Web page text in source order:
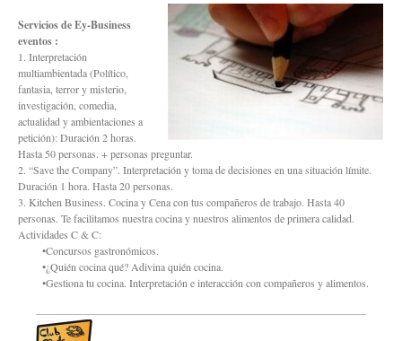
Servicios de Ey-Business
eventos :
1. Interpretación
multiambientada (Político,
fantasia, terror y misterio,
investigación, comedia,
actualidad y ambientaciones a
petición): Duración 2 horas.
Hasta 50 personas. + personas preguntar.
2. “Save the Company”. Interpretación y toma de decisiones en una situación límite.
Duración 1 hora. Hasta 20 personas.
3. Kitchen Business. Cocina y Cena con tus compañeros de trabajo. Hasta 40
personas. Te facilitamos nuestra cocina y nuestros alimentos de primera calidad.
Actividades C & C:
•Concursos gastronómicos.
•¿Quién cocina qué? Adivina quién cocina.
•Gestiona tu cocina. Interpretación e interacción con compañeros y alimentos.